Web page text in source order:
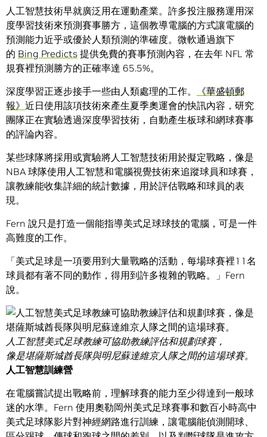
人工智慧技術早就廣泛用在運動產業。許多投注服務運用深
度學習技術來預測賽事勝方，這個教導電腦的方式讓電腦的
預測能力近乎或優於人類預測的準確度。微軟通過旗下
的 Bing Predicts 提供免費的賽事預測內容，在去年 NFL 常
規賽裡預測勝方的正確率達 65.5%。
深度學習正逐步接手一些由人類處理的工作。
《華盛頓郵
報》 近日使用該項技術來產生夏季奧運會的快訊內容，研究
團隊正在實驗透過深度學習技術，自動產生板球和網球賽事
的評論內容。
某些球隊將採用或實驗將人工智慧技術用於擬定戰略，像是
NBA 球隊使用人工智慧和電腦視覺技術來追蹤球員和球賽，
讓教練能收集詳細的統計數據，用於評估戰略和球員的表
現。
Fern 說只是打造一個能指導美式足球球技的電腦，可是一件
高難度的工作。
「美式足球是一項要用到大量戰略的活動，每場球賽裡11名
球員都有著不同的動作，得用到許多複雜的戰略。」Fern
說。
人工智慧美式足球教練可協助教練評估和規劃球賽，
像是堪薩斯城酋長隊與明尼蘇達維京人隊之間的這場球賽。
人工智慧訓練營
在電腦嘗試提出戰略前，理解球賽的能力至少得達到一般球
迷的水準。Fern 使用奧勒岡州美式足球賽事和數百小時高中
美式足球隊影片對神經網路進行訓練，讓電腦能偵測開球、